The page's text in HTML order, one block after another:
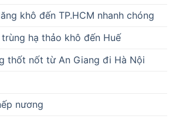
khô đến TP.HCM nhanh chóng
hạ thảo khô đến Huế
thốt nốt từ An Giang đi Hà Nội
nương